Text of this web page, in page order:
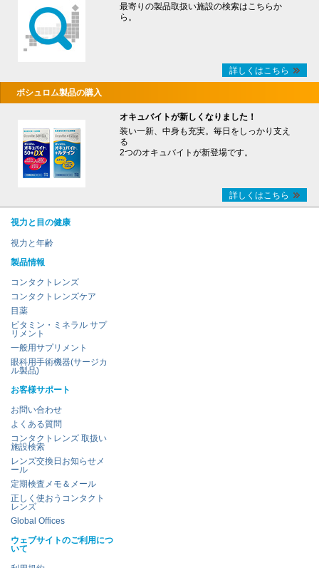
最寄りの製品取扱い施設の検索はこちらか
ら。
詳しくはこちら
ボシュロム製品の購入
オキュバイトが新しくなりました！
装い一新、中身も充実。毎日をしっかり支え
る
2つのオキュバイトが新登場です。
詳しくはこちら
視力と目の健康
視力と年齢
製品情報
コンタクトレンズ
コンタクトレンズケア
目薬
ビタミン・ミネラル サプ
リメント
一般用サプリメント
眼科用手術機器(サージカ
ル製品)
お客様サポート
お問い合わせ
よくある質問
コンタクトレンズ 取扱い
施設検索
レンズ交換日お知らせメ
ール
定期検査メモ＆メール
正しく使おうコンタクト
レンズ
Global Offices
ウェブサイトのご利用につ
いて